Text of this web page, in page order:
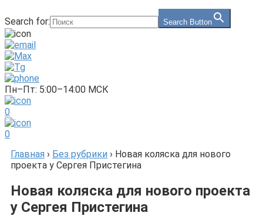
Search for: Search Button
Пн–Пт: 5:00–14:00 МСК
0
0
Главная › Без рубрики › Новая коляска для нового
проекта у Сергея Пристегина
Новая коляска для нового проекта
у Сергея Пристегина